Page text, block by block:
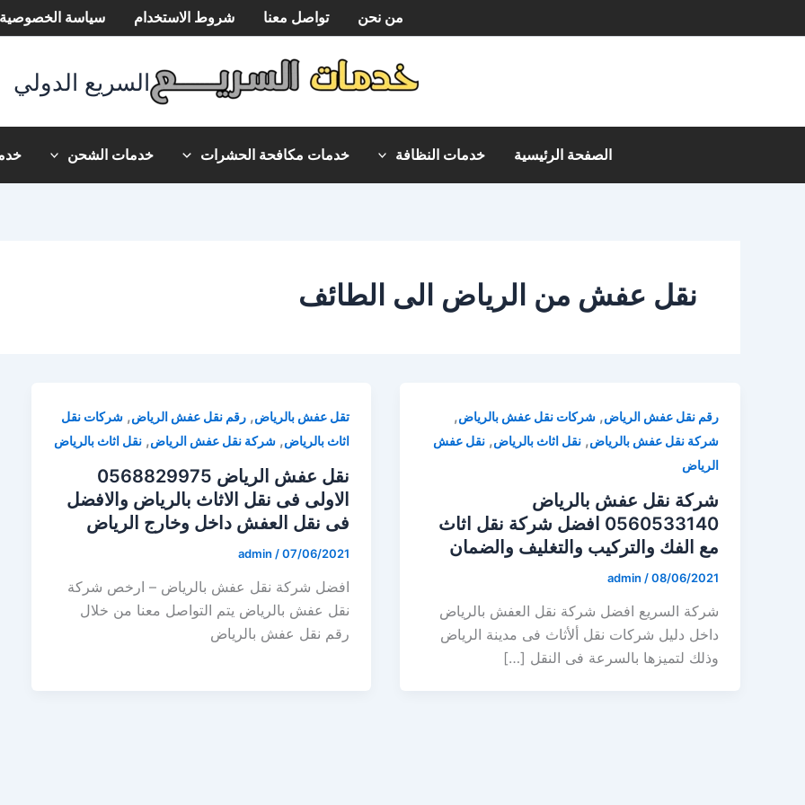
إلى
من نحن تواصل معنا شروط الاستخدام سياسة الخصوصية
السريع الدولي
الصفحة الرئيسية خدمات النظافة خدمات مكافحة الحشرات خدمات الشحن
نقل عفش من الرياض الى الطائف
رقم نقل عفش الرياض, شركات نقل عفش بالرياض,
شركة نقل عفش بالرياض, نقل اثاث بالرياض, نقل عفش
الرياض
شركة نقل عفش بالرياض
0560533140 افضل شركة نقل اثاث
مع الفك والتركيب والتغليف والضمان
admin /08/06/2021
شركة السريع افضل شركة نقل العفش بالرياض
داخل دليل شركات نقل ألأثاث فى مدينة الرياض
وذلك لتميزها بالسرعة فى النقل […]
تقل عفش بالرياض, رقم نقل عفش الرياض, شركات نقل
اثاث بالرياض, شركة نقل عفش الرياض, نقل اثاث بالرياض
نقل عفش الرياض 0568829975
الاولى فى نقل الاثاث بالرياض والافضل
فى نقل العفش داخل وخارج الرياض
admin /07/06/2021
افضل شركة نقل عفش بالرياض – ارخص شركة
نقل عفش بالرياض يتم التواصل معنا من خلال
رقم نقل عفش بالرياض